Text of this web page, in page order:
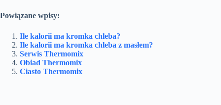
Powiązane wpisy:
Ile kalorii ma kromka chleba?
Ile kalorii ma kromka chleba z masłem?
Serwis Thermomix
Obiad Thermomix
Ciasto Thermomix